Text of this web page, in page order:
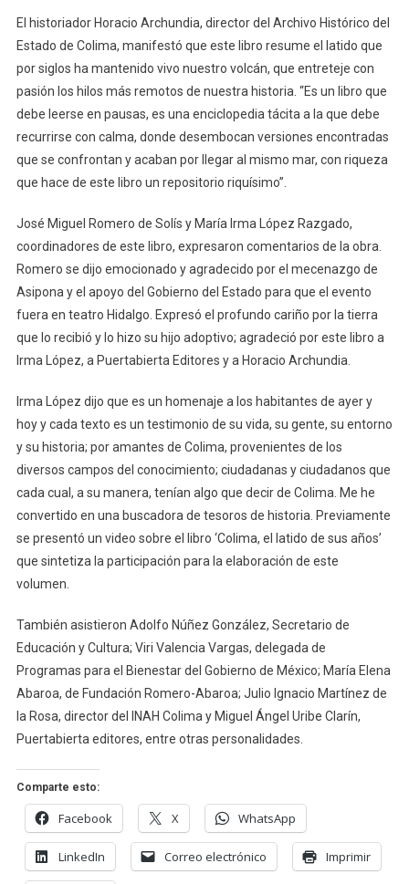
El historiador Horacio Archundia, director del Archivo Histórico del
Estado de Colima, manifestó que este libro resume el latido que
por siglos ha mantenido vivo nuestro volcán, que entreteje con
pasión los hilos más remotos de nuestra historia. “Es un libro que
debe leerse en pausas, es una enciclopedia tácita a la que debe
recurrirse con calma, donde desembocan versiones encontradas
que se confrontan y acaban por llegar al mismo mar, con riqueza
que hace de este libro un repositorio riquísimo”.
José Miguel Romero de Solís y María Irma López Razgado,
coordinadores de este libro, expresaron comentarios de la obra.
Romero se dijo emocionado y agradecido por el mecenazgo de
Asipona y el apoyo del Gobierno del Estado para que el evento
fuera en teatro Hidalgo. Expresó el profundo cariño por la tierra
que lo recibió y lo hizo su hijo adoptivo; agradeció por este libro a
Irma López, a Puertabierta Editores y a Horacio Archundia.
Irma López dijo que es un homenaje a los habitantes de ayer y
hoy y cada texto es un testimonio de su vida, su gente, su entorno
y su historia; por amantes de Colima, provenientes de los
diversos campos del conocimiento; ciudadanas y ciudadanos que
cada cual, a su manera, tenían algo que decir de Colima. Me he
convertido en una buscadora de tesoros de historia. Previamente
se presentó un video sobre el libro ‘Colima, el latido de sus años’
que sintetiza la participación para la elaboración de este
volumen.
También asistieron Adolfo Núñez González, Secretario de
Educación y Cultura; Viri Valencia Vargas, delegada de
Programas para el Bienestar del Gobierno de México; María Elena
Abaroa, de Fundación Romero-Abaroa; Julio Ignacio Martínez de
la Rosa, director del INAH Colima y Miguel Ángel Uribe Clarín,
Puertabierta editores, entre otras personalidades.
Comparte esto:
Facebook X WhatsApp
LinkedIn Correo electrónico Imprimir